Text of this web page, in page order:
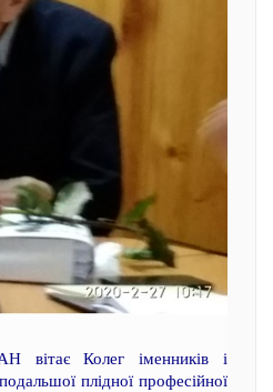
вітає Колег іменників і
плідної професійної